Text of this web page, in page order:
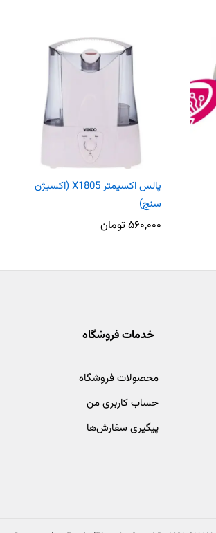
پالس اکسیمتر X1805 (اکسیژن
سنج)
۵۶۰,۰۰۰تومان
خدمات فروشگاه
محصولات فروشگاه
حساب کاربری من
پیگیری سفارش‌ها